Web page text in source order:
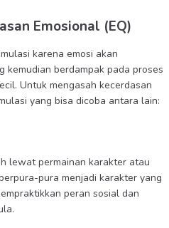
Emosional (EQ)
karena emosi akan
kemudian berdampak pada proses
Untuk mengasah kecerdasan
yang bisa dicoba antara lain:
lewat permainan karakter atau
pura menjadi karakter yang
peran sosial dan